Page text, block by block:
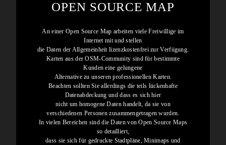
OPEN SOURCE MAP
An einer Open Source Map arbeiten viele Freiwillige im
Internet mit und stellen
die Daten der Allgemeinheit lizenzkostenfrei zur Verfügung.
Karten aus der OSM-Community sind für bestimmte
Kunden eine gelungene
Alternative zu unseren professionellen Karten.
Beachten sollten Sie allerdings die teils lückenhafte
Datenabdeckung und dass es sich hier
nicht um homogene Daten handelt, da sie von
verschiedenen Personen zusammengetragen wurden.
In vielen Bereichen sind die Daten von Open Source Maps
so detailliert,
dass sie sich für gedruckte Stadtpläne, Minimaps und